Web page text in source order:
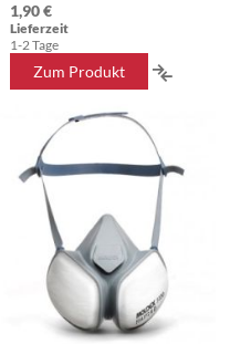
1,90 €
Lieferzeit
1-2 Tage
Zum Produkt